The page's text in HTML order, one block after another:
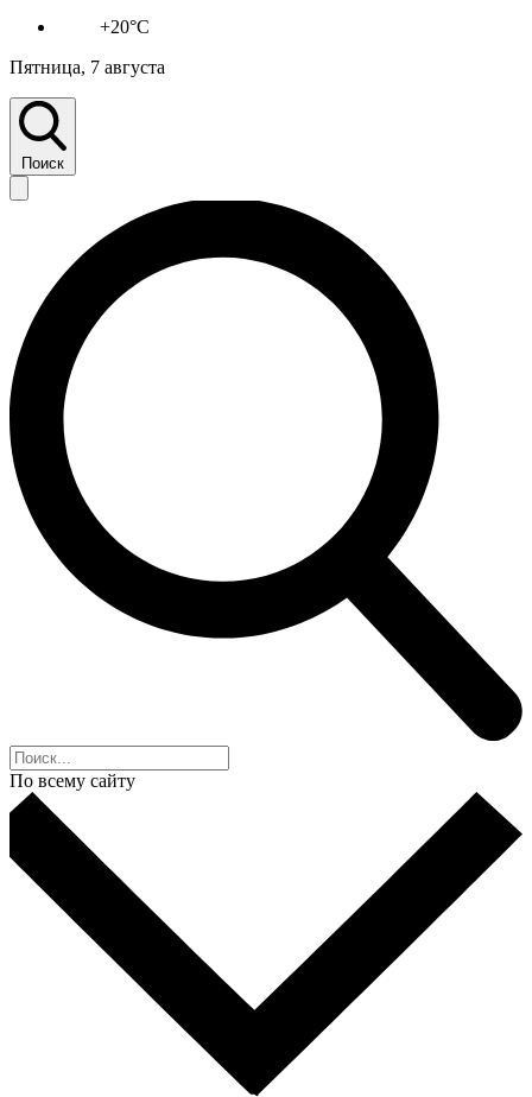
+20°C
Пятница, 7 августа
Поиск
По всему сайту